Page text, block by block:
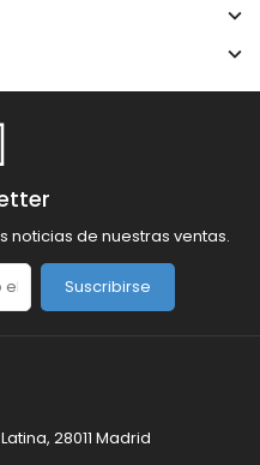
noticias de nuestras ventas.
Suscribirse
28011 Madrid